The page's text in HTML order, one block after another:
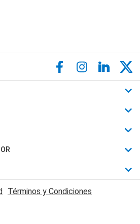
Términos y Condiciones